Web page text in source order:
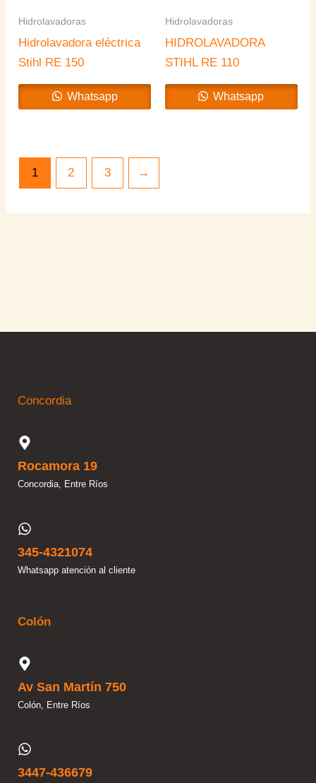
Hidrolavadoras
Hidrolavadora eléctrica
Stihl RE 150
Whatsapp
Hidrolavadoras
HIDROLAVADORA
STIHL RE 110
Whatsapp
1 2 3 →
Concordia
Rocamora 19
Concordia, Entre Ríos
345-4321074
Whatsapp atención al cliente
Colón
Av San Martín 750
Colón, Entre Ríos
3447-436679